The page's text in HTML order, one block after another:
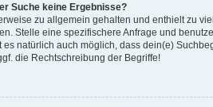
Suche keine Ergebnisse?
zu allgemein gehalten und enthielt zu
Stelle eine spezifischere Anfrage und
es natürlich auch möglich, dass dein(e)
die Rechtschreibung der Begriffe!